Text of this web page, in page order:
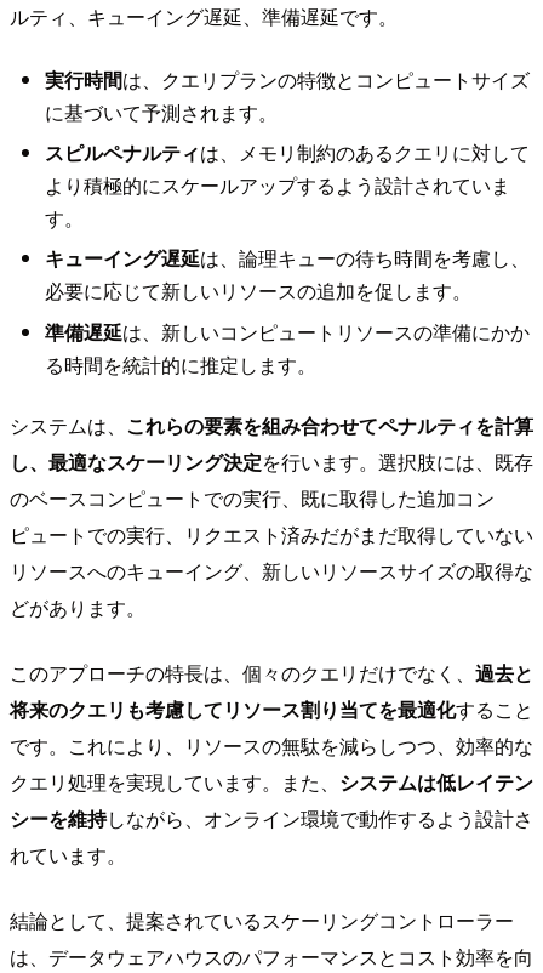
ルティ、キューイング遅延、準備遅延です。
実行時間は、クエリプランの特徴とコンピュートサイズ
に基づいて予測されます。
スピルペナルティは、メモリ制約のあるクエリに対して
より積極的にスケールアップするよう設計されていま
す。
キューイング遅延は、論理キューの待ち時間を考慮し、
必要に応じて新しいリソースの追加を促します。
準備遅延は、新しいコンピュートリソースの準備にかか
る時間を統計的に推定します。
システムは、 これらの要素を組み合わせてペナルティを計算
し、最適なスケーリング決定を行います。選択肢には、既存
のベースコンピュートでの実行、既に取得した追加コン
ピュートでの実行、リクエスト済みだがまだ取得していない
リソースへのキューイング、新しいリソースサイズの取得な
どがあります。
このアプローチの特長は、個々のクエリだけでなく、 過去と
将来のクエリも考慮してリソース割り当てを最適化すること
です。これにより、リソースの無駄を減らしつつ、効率的な
クエリ処理を実現しています。また、 システムは低レイテン
シーを維持しながら、オンライン環境で動作するよう設計さ
れています。
結論として、提案されているスケーリングコントローラー
は、データウェアハウスのパフォーマンスとコスト効率を向